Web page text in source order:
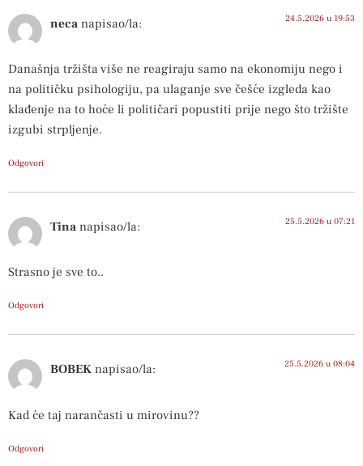
neca napisao/la: 24.5.2026 u 19:53
Današnja tržišta više ne reagiraju samo na ekonomiju nego i
na političku psihologiju, pa ulaganje sve češće izgleda kao
klađenje na to hoće li političari popustiti prije nego što tržište
izgubi strpljenje.
Odgovori
Tina napisao/la: 25.5.2026 u 07:21
Strasno je sve to..
Odgovori
BOBEK napisao/la: 25.5.2026 u 08:04
Kad će taj narančasti u mirovinu??
Odgovori